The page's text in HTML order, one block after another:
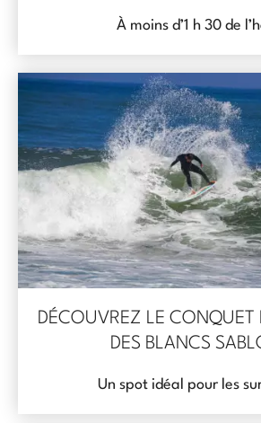
À moins d’1 h 30 de
DÉCOUVREZ LE CONQUET
DES BLANCS
Un spot idéal pour les